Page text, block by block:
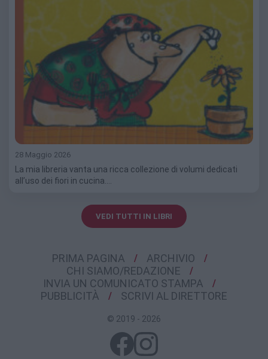
28 Maggio 2026
La mia libreria vanta una ricca collezione di volumi dedicati
all’uso dei fiori in cucina.…
VEDI TUTTI IN LIBRI
PRIMA PAGINA
ARCHIVIO
CHI SIAMO/REDAZIONE
INVIA UN COMUNICATO STAMPA
PUBBLICITÀ
SCRIVI AL DIRETTORE
© 2019 - 2026